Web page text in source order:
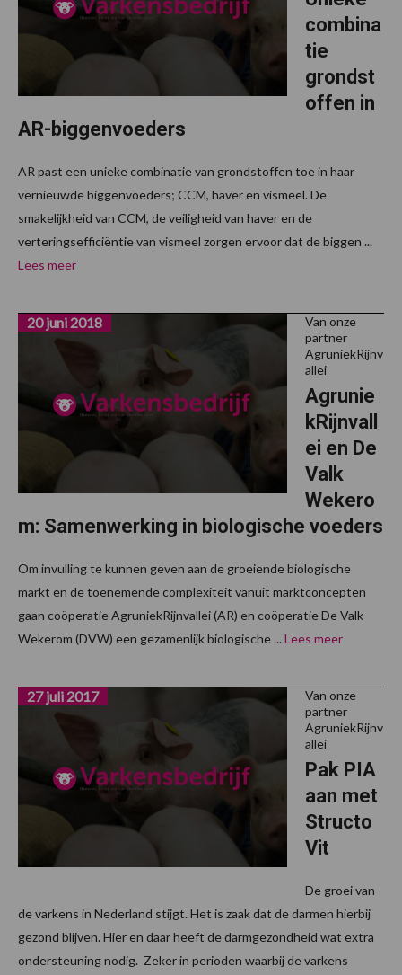
combina
tie
grondst
offen in
AR-biggenvoeders
AR past een unieke combinatie van grondstoffen toe in haar
vernieuwde biggenvoeders; CCM, haver en vismeel. De
smakelijkheid van CCM, de veiligheid van haver en de
verteringsefficiëntie van vismeel zorgen ervoor dat de biggen ...
Lees meer
Van onze
partner
AgruniekRijnv
allei
Agrunie
kRijnvall
ei en De
Valk
Wekero
m: Samenwerking in biologische voeders
20 juni 2018
Om invulling te kunnen geven aan de groeiende biologische
markt en de toenemende complexiteit vanuit marktconcepten
gaan coöperatie AgruniekRijnvallei (AR) en coöperatie De Valk
Wekerom (DVW) een gezamenlijk biologische ... Lees meer
Van onze
partner
AgruniekRijnv
allei
Pak PIA
aan met
Structo
Vit
27 juli 2017
De groei van
de varkens in Nederland stijgt. Het is zaak dat de darmen hierbij
gezond blijven. Hier en daar heeft de darmgezondheid wat extra
ondersteuning nodig. Zeker in perioden waarbij de varkens